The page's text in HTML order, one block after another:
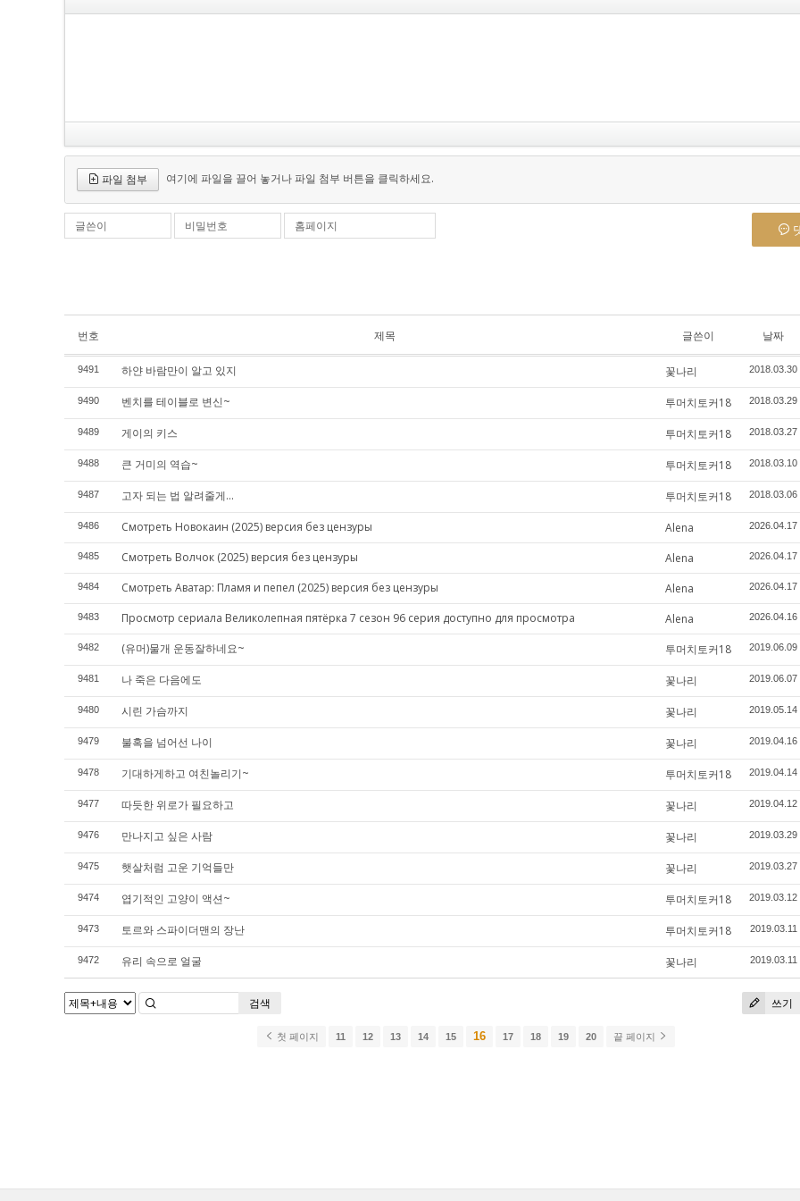
파일 첨부 여기에 파일을 끌어 놓거나 파일 첨부 버튼을 클릭하세요.
글쓴이 비밀번호 홈페이지
번호 제목 글쓴이 날짜
9491 하얀 바람만이 알고 있지 꽃나리 2018.03.30
9490 벤치를 테이블로 변신~ 투머치토커18 2018.03.29
9489 게이의 키스 투머치토커18 2018.03.27
9488 큰 거미의 역습~ 투머치토커18 2018.03.10
9487 고자 되는 법 알려줄게... 투머치토커18 2018.03.06
9486 Смотреть Новокаин (2025) версия без цензуры Alena 2026.04.17
9485 Смотреть Волчок (2025) версия без цензуры Alena 2026.04.17
9484 Смотреть Аватар: Пламя и пепел (2025) версия без цензуры Alena 2026.04.17
9483 Просмотр сериала Великолепная пятёрка 7 сезон 96 серия доступно для просмотра Alena 2026.04.16
9482 (유머)물개 운동잘하네요~ 투머치토커18 2019.06.09
9481 나 죽은 다음에도 꽃나리 2019.06.07
9480 시린 가슴까지 꽃나리 2019.05.14
9479 불혹을 넘어선 나이 꽃나리 2019.04.16
9478 기대하게하고 여친놀리기~ 투머치토커18 2019.04.14
9477 따듯한 위로가 필요하고 꽃나리 2019.04.12
9476 만나지고 싶은 사람 꽃나리 2019.03.29
9475 햇살처럼 고운 기억들만 꽃나리 2019.03.27
9474 엽기적인 고양이 액션~ 투머치토커18 2019.03.12
9473 토르와 스파이더맨의 장난 투머치토커18 2019.03.11
9472 유리 속으로 얼굴 꽃나리 2019.03.11
쓰기
검색
첫 페이지 11 12 13 14 15 16 17 18 19 20 끝 페이지